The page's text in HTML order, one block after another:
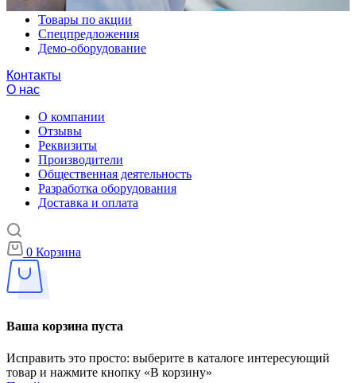
Товары по акции
Спецпредложения
Демо-оборудование
Контакты
О нас
О компании
Отзывы
Реквизиты
Производители
Общественная деятельность
Разработка оборудования
Доставка и оплата
0 Корзина
Ваша корзина пуста
Исправить это просто: выберите в каталоге интересующий
товар и нажмите кнопку «В корзину»